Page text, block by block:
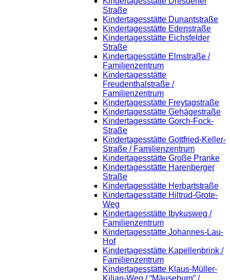
Straße
Kindertagesstätte Dunantstraße
Kindertagesstätte Edenstraße
Kindertagesstätte Eichsfelder
Straße
Kindertagesstätte Elmstraße /
Familienzentrum
Kindertagesstätte
Freudenthalstraße /
Familienzentrum
Kindertagesstätte Freytagstraße
Kindertagesstätte Gehägestraße
Kindertagesstätte Gorch-Fock-
Straße
Kindertagesstätte Gottfried-Keller-
Straße / Familienzentrum
Kindertagesstätte Große Pranke
Kindertagesstätte Harenberger
Straße
Kindertagesstätte Herbartstraße
Kindertagesstätte Hiltrud-Grote-
Weg
Kindertagesstätte Ibykusweg /
Familienzentrum
Kindertagesstätte Johannes-Lau-
Hof
Kindertagesstätte Kapellenbrink /
Familienzentrum
Kindertagesstätte Klaus-Müller-
Kilian-Weg / “Mäuseburg” /